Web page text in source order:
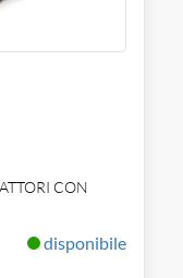
CON
disponibile